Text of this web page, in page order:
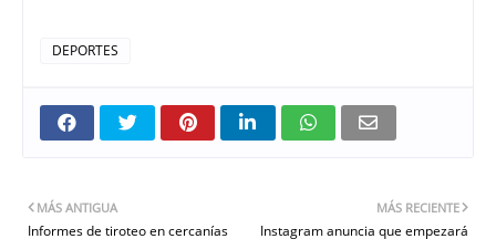
DEPORTES
MÁS RECIENTE
Instagram anuncia que empezará
MÁS ANTIGUA
Informes de tiroteo en cercanías